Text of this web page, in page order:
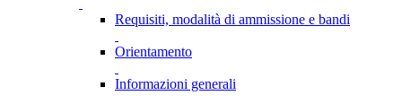
Requisiti, modalità di ammissione e bandi
Orientamento
Informazioni generali